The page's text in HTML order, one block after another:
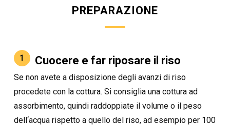
PREPARAZIONE
1 Cuocere e far riposare il riso
Se non avete a disposizione degli avanzi di riso
procedete con la cottura. Si consiglia una cottura ad
assorbimento, quindi raddoppiate il volume o il peso
dell‘acqua rispetto a quello del riso, ad esempio per 100